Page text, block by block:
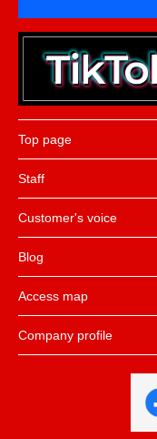
Top page
Staff
Customer's voice
Blog
Access map
Company profile